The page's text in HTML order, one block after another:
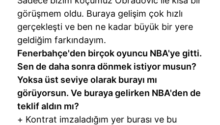
görüşmem oldu. Buraya gelişim çok hızlı
gerçekleşti ve ben ne kadar büyük bir yere
geldiğim farkındayım.
Fenerbahçe'den birçok oyuncu NBA'ye gitti.
Sen de daha sonra dönmek istiyor musun?
Yoksa üst seviye olarak burayı mı
görüyorsun. Ve buraya gelirken NBA'den de
teklif aldın mı?
+ Kontrat imzaladığım yer burası ve bu